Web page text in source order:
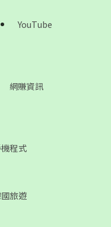
YouTube
網賺資訊
程式
旅遊